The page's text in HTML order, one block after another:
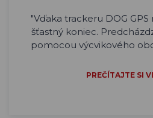
"Vďaka trackeru DOG
šťastný koniec.
pomocou výcvikového
PREČÍTAJTE SI